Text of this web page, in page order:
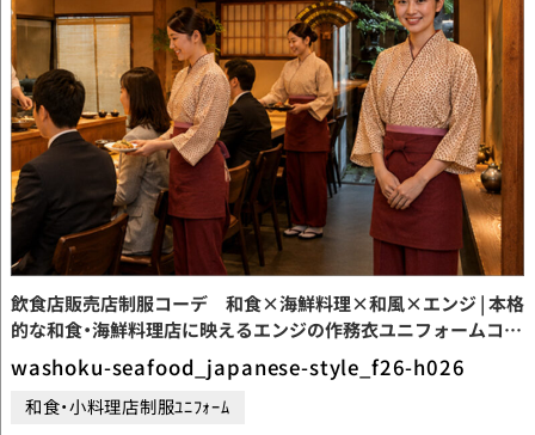
飲食店販売店制服コーデ 和食×海鮮料理×和風×エンジ | 本格
的な和食・海鮮料理店に映えるエンジの作務衣ユニフォームコー
デ｜落ち着いた和風空間を演出する上質な制服【codeF26-
H026】
washoku-seafood_japanese-style_f26-h026
和食・小料理店制服ﾕﾆﾌｫｰﾑ